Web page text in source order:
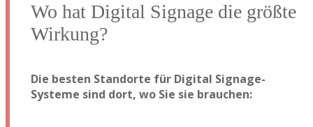
Wo hat Digital Signage die größte
Wirkung?
Die besten Standorte für Digital Signage-
Systeme sind dort, wo Sie sie brauchen: